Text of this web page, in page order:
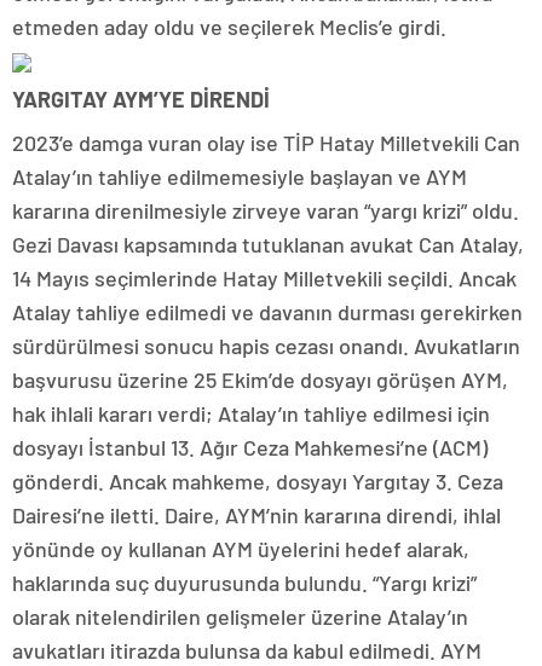
etmeden aday oldu ve seçilerek Meclis’e girdi.
YARGITAY AYM’YE DİRENDİ
2023’e damga vuran olay ise TİP Hatay Milletvekili Can
Atalay’ın tahliye edilmemesiyle başlayan ve AYM
kararına direnilmesiyle zirveye varan “yargı krizi” oldu.
Gezi Davası kapsamında tutuklanan avukat Can Atalay,
14 Mayıs seçimlerinde Hatay Milletvekili seçildi. Ancak
Atalay tahliye edilmedi ve davanın durması gerekirken
sürdürülmesi sonucu hapis cezası onandı. Avukatların
başvurusu üzerine 25 Ekim’de dosyayı görüşen AYM,
hak ihlali kararı verdi; Atalay’ın tahliye edilmesi için
dosyayı İstanbul 13. Ağır Ceza Mahkemesi’ne (ACM)
gönderdi. Ancak mahkeme, dosyayı Yargıtay 3. Ceza
Dairesi’ne iletti. Daire, AYM’nin kararına direndi, ihlal
yönünde oy kullanan AYM üyelerini hedef alarak,
haklarında suç duyurusunda bulundu. “Yargı krizi”
olarak nitelendirilen gelişmeler üzerine Atalay’ın
avukatları itirazda bulunsa da kabul edilmedi. AYM